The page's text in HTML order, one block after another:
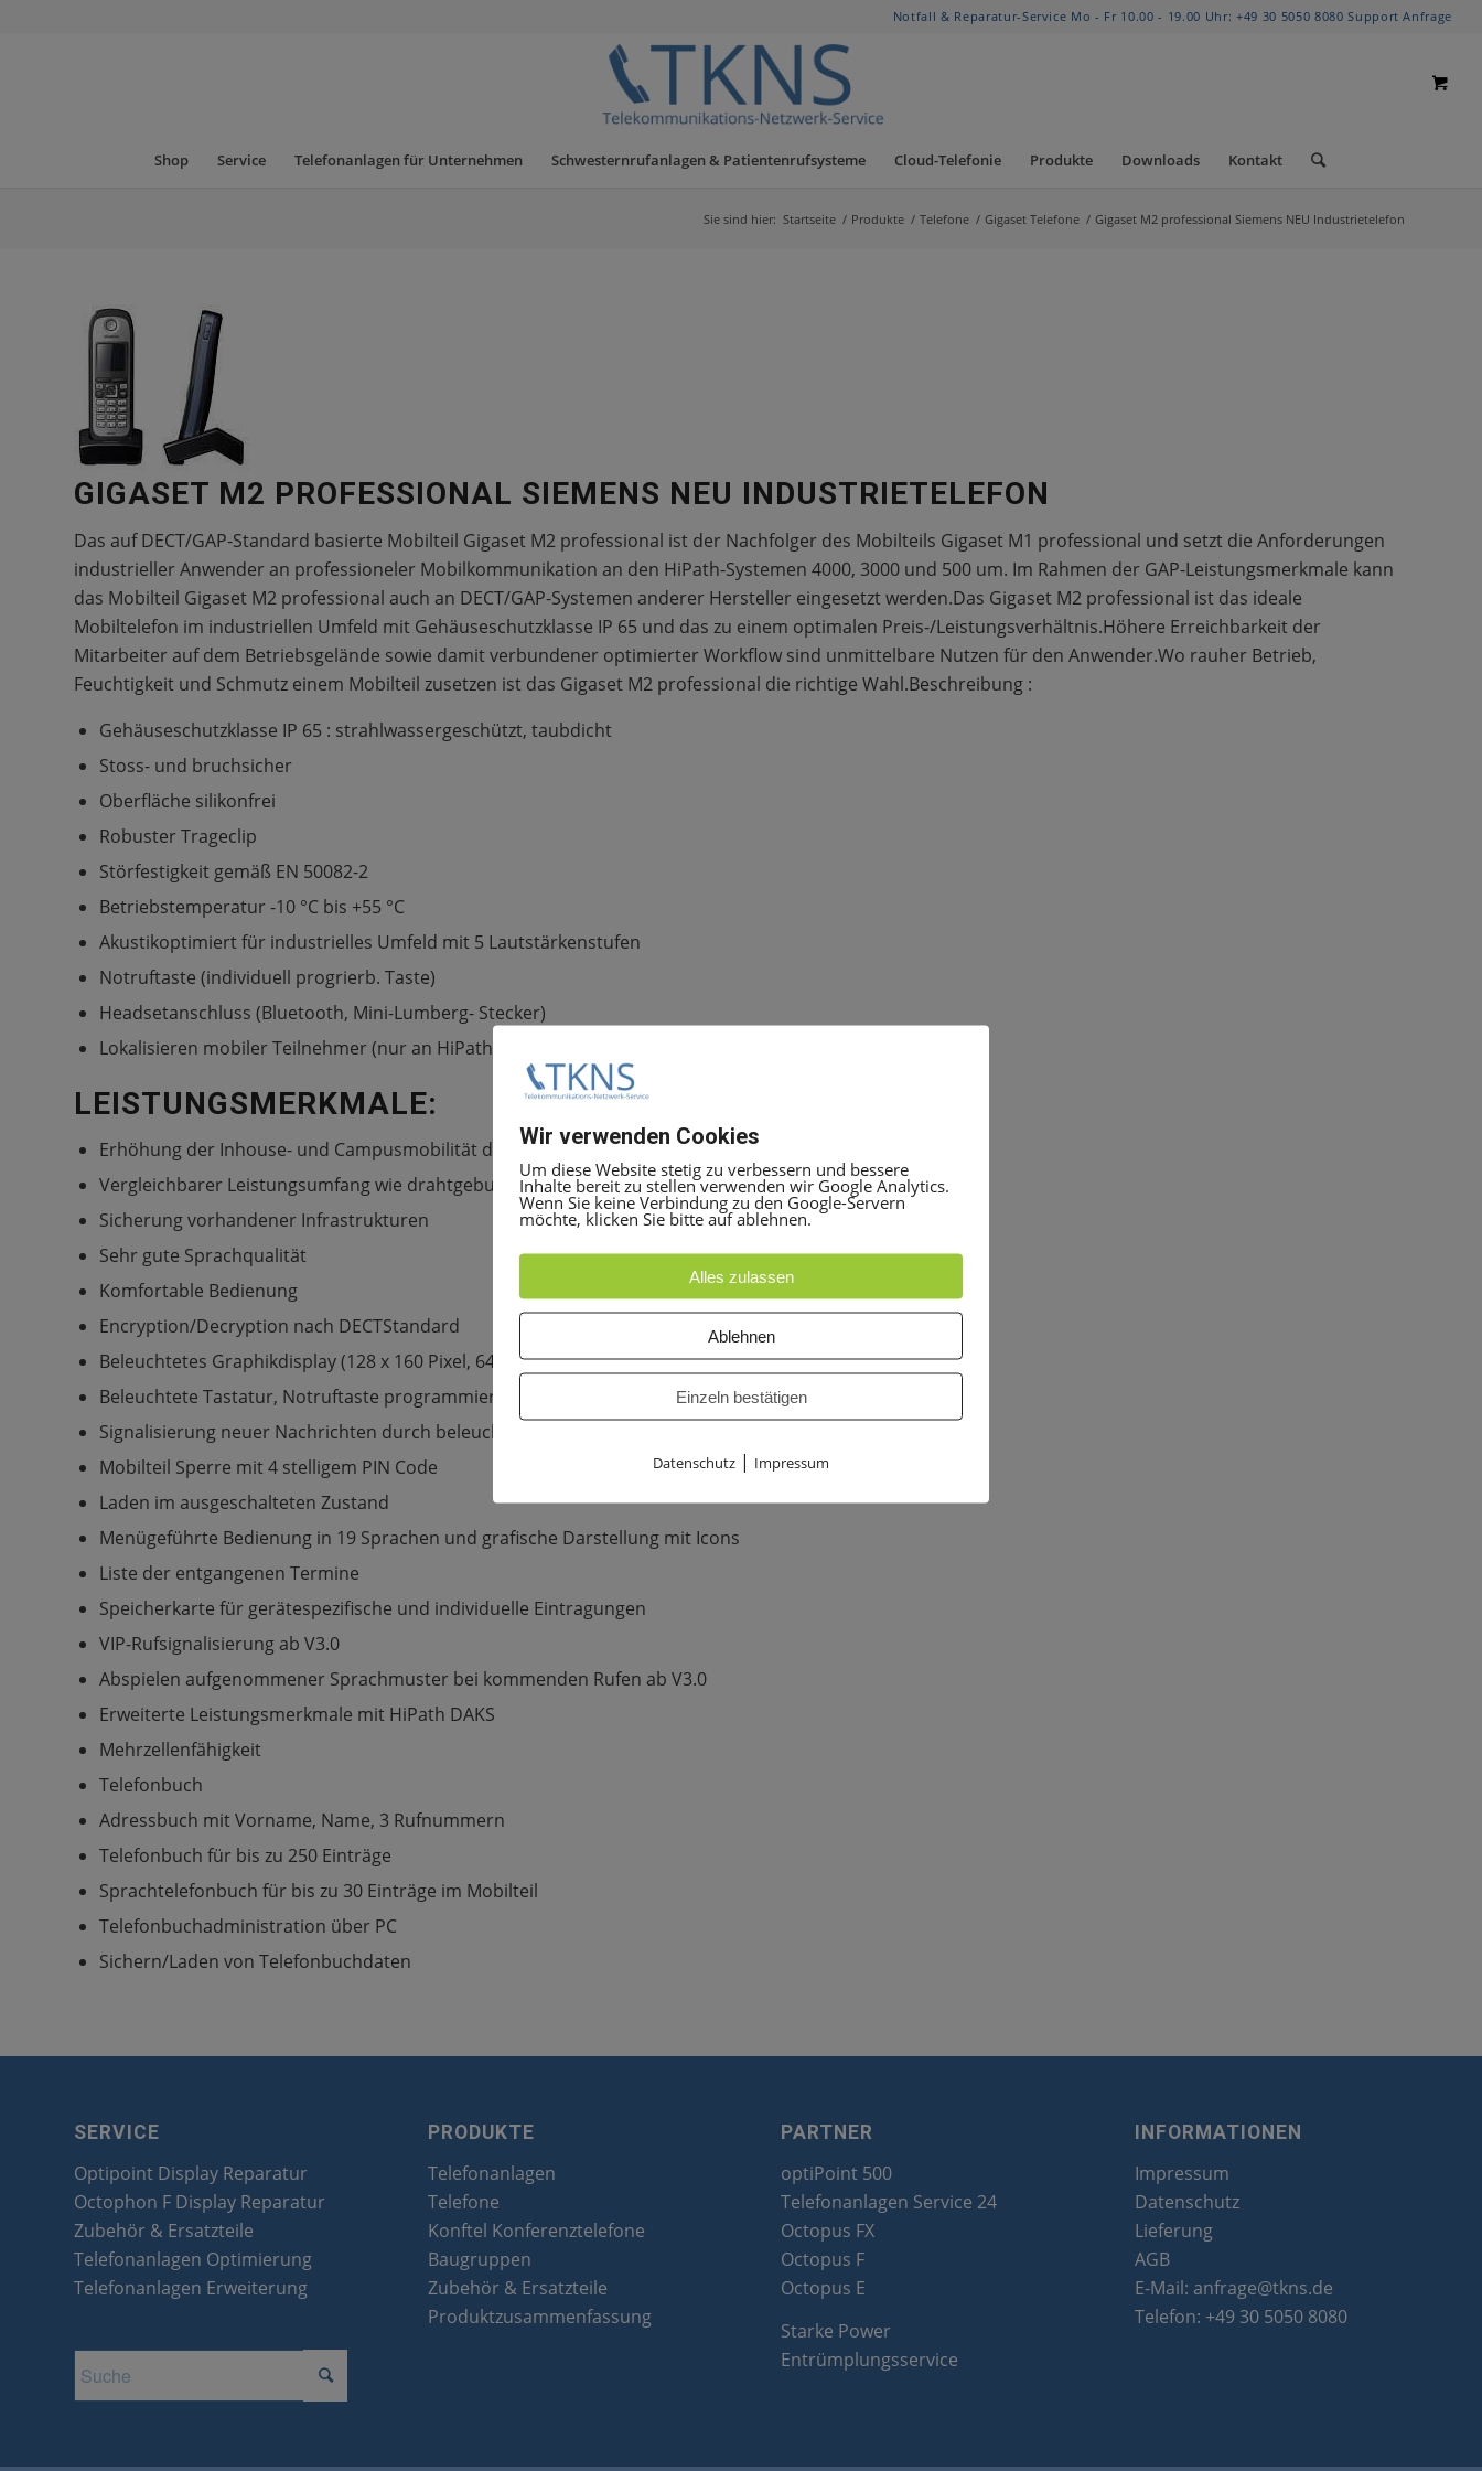
Notfall & Reparatur-Service Mo - Fr 10.00 - 19.00 Uhr: +49 30 5050 8080 Support Anfrage
Shop Service Telefonanlagen für Unternehmen Schwesternrufanlagen & Patientenrufsysteme Cloud-Telefonie Produkte Downloads Kontakt
Sie sind hier: Startseite / Produkte / Telefone / Gigaset Telefone / Gigaset M2 professional Siemens NEU Industrietelefon
GIGASET M2 PROFESSIONAL SIEMENS NEU INDUSTRIETELEFON
Das auf DECT/GAP-Standard basierte Mobilteil Gigaset M2 professional ist der Nachfolger des Mobilteils Gigaset M1 professional und setzt die Anforderungen
industrieller Anwender an professioneler Mobilkommunikation an den HiPath-Systemen 4000, 3000 und 500 um. Im Rahmen der GAP-Leistungsmerkmale kann
das Mobilteil Gigaset M2 professional auch an DECT/GAP-Systemen anderer Hersteller eingesetzt werden.Das Gigaset M2 professional ist das ideale
Mobiltelefon im industriellen Umfeld mit Gehäuseschutzklasse IP 65 und das zu einem optimalen Preis-/Leistungsverhältnis.Höhere Erreichbarkeit der
Mitarbeiter auf dem Betriebsgelände sowie damit verbundener optimierter Workflow sind unmittelbare Nutzen für den Anwender.Wo rauher Betrieb,
Feuchtigkeit und Schmutz einem Mobilteil zusetzen ist das Gigaset M2 professional die richtige Wahl.Beschreibung :
Gehäuseschutzklasse IP 65 : strahlwassergeschützt, taubdicht
Stoss- und bruchsicher
Oberfläche silikonfrei
Robuster Trageclip
Störfestigkeit gemäß EN 50082-2
Betriebstemperatur -10 °C bis +55 °C
Akustikoptimiert für industrielles Umfeld mit 5 Lautstärkenstufen
Notruftaste (individuell progrierb. Taste)
Headsetanschluss (Bluetooth, Mini-Lumberg- Stecker)
Lokalisieren mobiler Teilnehmer (nur an HiPath Cordless Enterprise) mittels HPS
LEISTUNGSMERKMALE:
Erhöhung der Inhouse- und Campusmobilität der Mitarbeiter
Vergleichbarer Leistungsumfang wie drahtgebundene System-Endgeräte
Sicherung vorhandener Infrastrukturen
Sehr gute Sprachqualität
Komfortable Bedienung
Encryption/Decryption nach DECTStandard
Beleuchtetes Graphikdisplay (128 x 160 Pixel, 64k Farben)
Beleuchtete Tastatur, Notruftaste programmierbar
Signalisierung neuer Nachrichten durch beleuchtete MWI-Taste
Mobilteil Sperre mit 4 stelligem PIN Code
Laden im ausgeschalteten Zustand
Menügeführte Bedienung in 19 Sprachen und grafische Darstellung mit Icons
Liste der entgangenen Termine
Speicherkarte für gerätespezifische und individuelle Eintragungen
VIP-Rufsignalisierung ab V3.0
Abspielen aufgenommener Sprachmuster bei kommenden Rufen ab V3.0
Erweiterte Leistungsmerkmale mit HiPath DAKS
Mehrzellenfähigkeit
Telefonbuch
Adressbuch mit Vorname, Name, 3 Rufnummern
Telefonbuch für bis zu 250 Einträge
Sprachtelefonbuch für bis zu 30 Einträge im Mobilteil
Telefonbuchadministration über PC
Sichern/Laden von Telefonbuchdaten
SERVICE
Optipoint Display Reparatur
Octophon F Display Reparatur
Zubehör & Ersatzteile
Telefonanlagen Optimierung
Telefonanlagen Erweiterung
PRODUKTE
Telefonanlagen
Telefone
Konftel Konferenztelefone
Baugruppen
Zubehör & Ersatzteile
Produktzusammenfassung
PARTNER
optiPoint 500
Telefonanlagen Service 24
Octopus FX
Octopus F
Octopus E
Starke Power
Entrümplungsservice
INFORMATIONEN
Impressum
Datenschutz
Lieferung
AGB
E-Mail: anfrage@tkns.de
Telefon: +49 30 5050 8080
Wir verwenden Cookies
Um diese Website stetig zu verbessern und bessere
Inhalte bereit zu stellen verwenden wir Google Analytics.
Wenn Sie keine Verbindung zu den Google-Servern
möchte, klicken Sie bitte auf ablehnen.
Alles zulassen
Ablehnen
Einzeln bestätigen
Datenschutz | Impressum